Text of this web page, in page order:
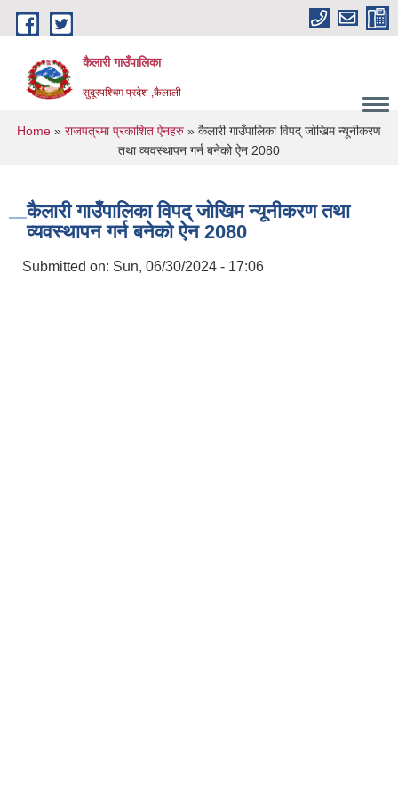
Skip to main content
कैलारी गाउँपालिका
सुदूरपश्चिम प्रदेश ,कैलाली
You are here
Home » राजपत्रमा प्रकाशित ऐनहरु » कैलारी गाउँपालिका विपद् जोखिम न्यूनीकरण
तथा व्यवस्थापन गर्न बनेको ऐन 2080
कैलारी गाउँपालिका विपद् जोखिम न्यूनीकरण तथा
व्यवस्थापन गर्न बनेको ऐन 2080
Submitted on: Sun, 06/30/2024 - 17:06